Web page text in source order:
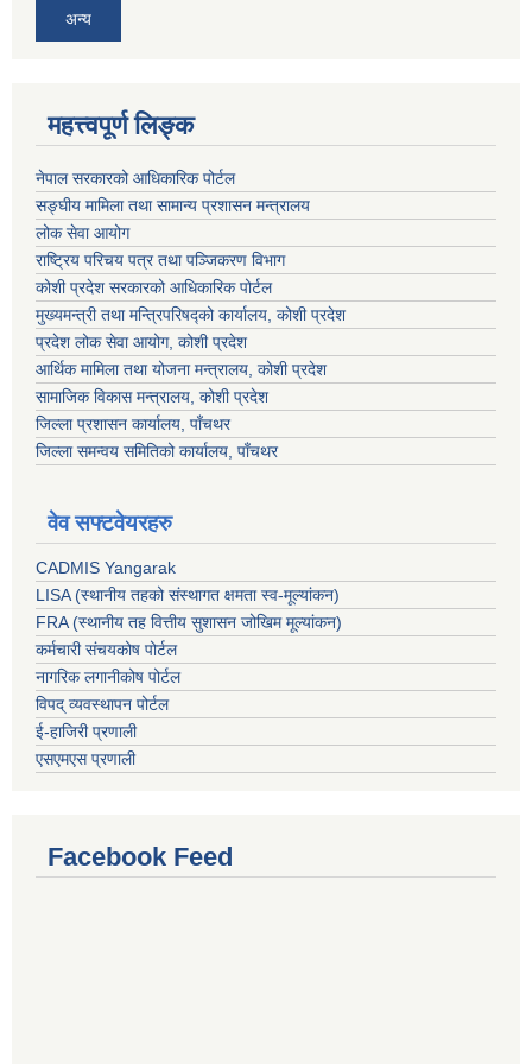
अन्य
महत्त्वपूर्ण लिङ्क
नेपाल सरकारको आधिकारिक पोर्टल
सङ्‍घीय मामिला तथा सामान्य प्रशासन मन्त्रालय
लोक सेवा आयोग
राष्ट्रिय परिचय पत्र तथा पञ्जिकरण विभाग
कोशी प्रदेश सरकारको आधिकारिक पोर्टल
मुख्यमन्त्री तथा मन्त्रिपरिषद्को कार्यालय, कोशी प्रदेश
प्रदेश लोक सेवा आयोग, कोशी प्रदेश
आर्थिक मामिला तथा योजना मन्त्रालय, कोशी प्रदेश
सामाजिक विकास मन्त्रालय, कोशी प्रदेश
जिल्ला प्रशासन कार्यालय, पाँचथर
जिल्ला समन्वय समितिको कार्यालय, पाँचथर
वेव सफ्टवेयरहरु
CADMIS Yangarak
LISA (स्थानीय तहको संस्थागत क्षमता स्व-मूल्यांकन)
FRA (स्थानीय तह वित्तीय सुशासन जोखिम मूल्यांकन)
कर्मचारी संचयकोष पोर्टल
नागरिक लगानीकोष पोर्टल
विपद् व्यवस्थापन पोर्टल
ई-हाजिरी प्रणाली
एसएमएस प्रणाली
Facebook Feed